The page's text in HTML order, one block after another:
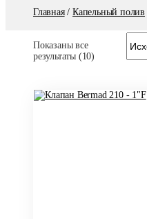
Главная/Капельный полив
Показаны все
результаты (10)